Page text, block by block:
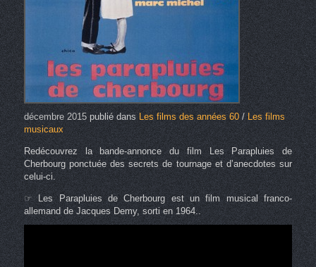
décembre 2015publié dans Les films des années 60/Les films
musicaux
Redécouvrez la bande-annonce du film Les Parapluies de
Cherbourg ponctuée des secrets de tournage et d’anecdotes sur
celui-ci.
☞ Les Parapluies de Cherbourg est un film musical franco-
allemand de Jacques Demy, sorti en 1964..